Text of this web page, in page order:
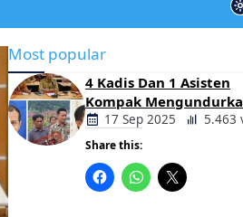
Most popular
4 Kadis Dan 1 Asisten
Kompak
Diri, Ada Apa
Oloan
17 Sep 2025 5.463
Share this: